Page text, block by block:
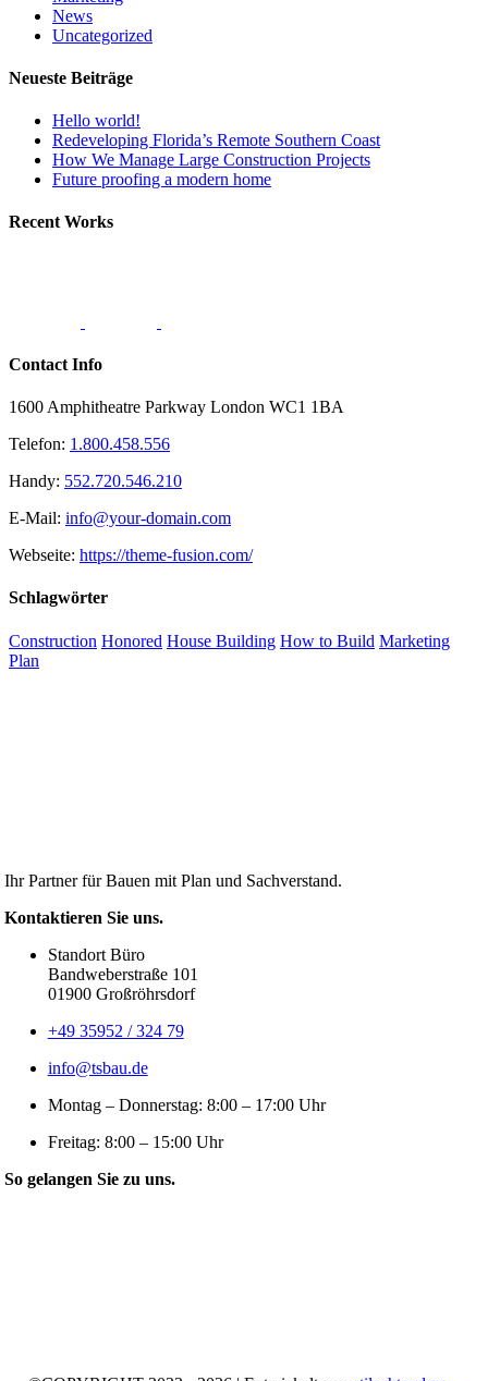
News
Uncategorized
Neueste Beiträge
Hello world!
Redeveloping Florida’s Remote Southern Coast
How We Manage Large Construction Projects
Future proofing a modern home
Recent Works
Contact Info
1600 Amphitheatre Parkway London WC1 1BA
Telefon: 1.800.458.556
Handy: 552.720.546.210
E-Mail: info@your-domain.com
Webseite: https://theme-fusion.com/
Schlagwörter
Construction Honored House Building How to Build Marketing
Plan
Ihr Partner für Bauen mit Plan und Sachverstand.
Kontaktieren Sie uns.
Standort Büro
Bandweberstraße 101
01900 Großröhrsdorf
+49 35952 / 324 79
info@tsbau.de
Montag – Donnerstag: 8:00 – 17:00 Uhr
Freitag: 8:00 – 15:00 Uhr
So gelangen Sie zu uns.